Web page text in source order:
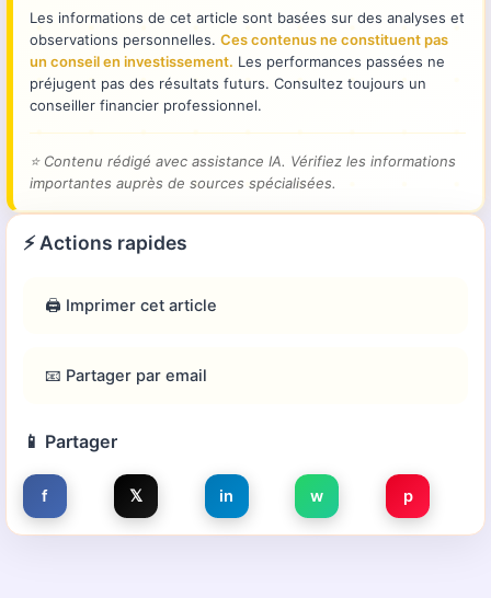
Les informations de cet article sont basées sur des analyses et
observations personnelles. Ces contenus ne constituent pas
un conseil en investissement. Les performances passées ne
préjugent pas des résultats futurs. Consultez toujours un
conseiller financier professionnel.
⭐ Contenu rédigé avec assistance IA. Vérifiez les informations
importantes auprès de sources spécialisées.
⚡ Actions rapides
🖨️ Imprimer cet article
📧 Partager par email
📱 Partager
f 𝕏 in w p